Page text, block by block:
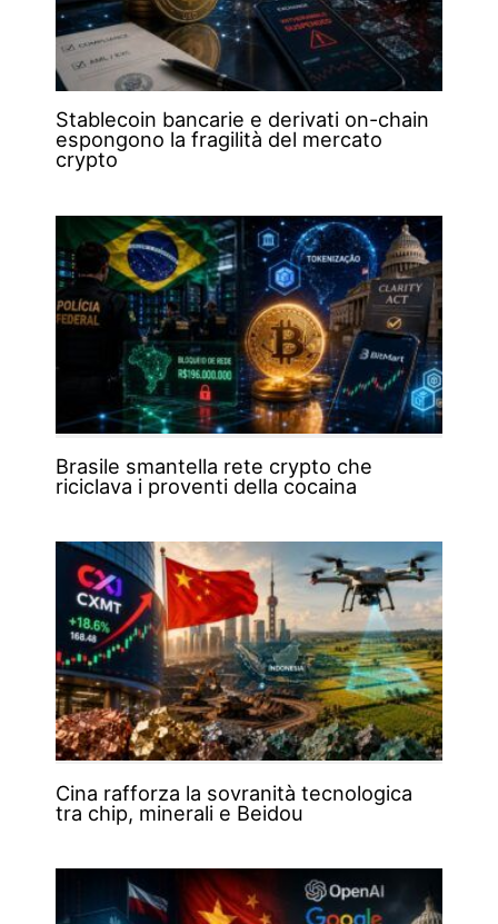
Stablecoin bancarie e derivati on-chain
espongono la fragilità del mercato
crypto
Brasile smantella rete crypto che
riciclava i proventi della cocaina
Cina rafforza la sovranità tecnologica
tra chip, minerali e Beidou